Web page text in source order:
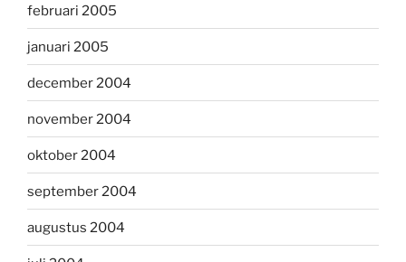
februari 2005
januari 2005
december 2004
november 2004
oktober 2004
september 2004
augustus 2004